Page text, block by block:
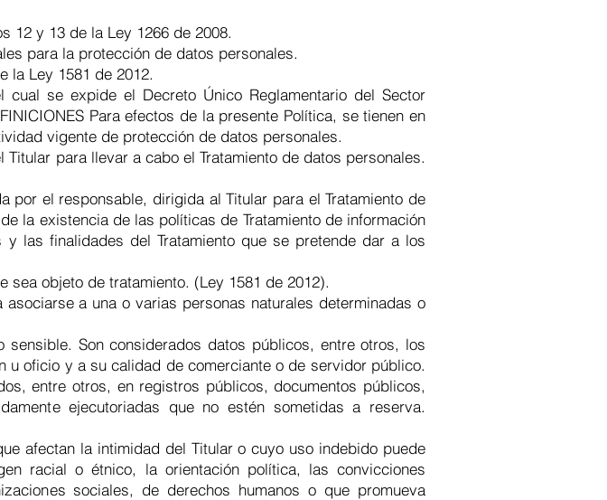
12 y 13 de la Ley 1266 de 2008.
para la protección de datos personales.
la Ley 1581 de 2012.
se expide el Decreto Único Reglamentario del Sector
Para efectos de la presente Política, se tienen en
vigente de protección de datos personales.
para llevar a cabo el Tratamiento de datos personales.
el responsable, dirigida al Titular para el Tratamiento de
la existencia de las políticas de Tratamiento de información
las finalidades del Tratamiento que se pretende dar a los
sea objeto de tratamiento. (Ley 1581 de 2012).
a una o varias personas naturales determinadas o
Son considerados datos públicos, entre otros, los
oficio y a su calidad de comerciante o de servidor público.
entre otros, en registros públicos, documentos públicos,
ejecutoriadas que no estén sometidas a reserva.
afectan la intimidad del Titular o cuyo uso indebido puede
racial o étnico, la orientación política, las convicciones
sociales, de derechos humanos o que promueva